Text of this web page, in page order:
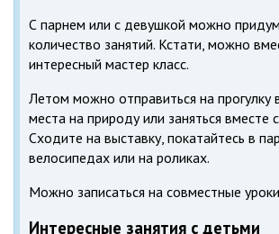
С парнем или с девушкой можно
количество занятий. Кстати, можно
интересный мастер класс.
Летом можно отправиться на прогулку
места на природу или заняться вместе
Сходите на выставку, покатайтесь в
велосипедах или на роликах.
Можно записаться на совместные
Интересные занятия с детьми